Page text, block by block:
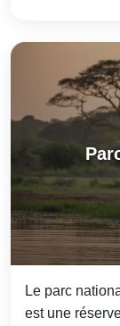
Le parc
est une